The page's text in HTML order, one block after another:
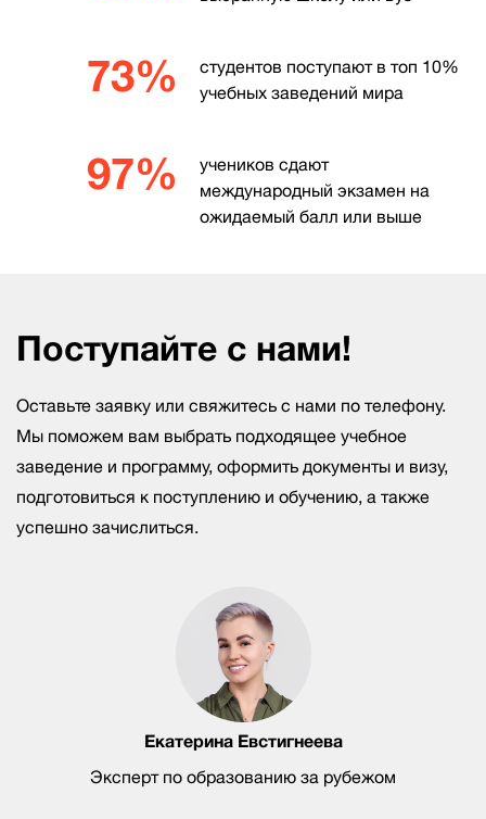
73%
студентов поступают в топ 10%
учебных заведений мира
97%
учеников сдают
международный экзамен на
ожидаемый балл или выше
Поступайте с нами!
Екатерина Евстигнеева
Эксперт по образованию за рубежом
Оставьте заявку или свяжитесь с нами по телефону.
Мы поможем вам выбрать подходящее учебное
заведение и программу, оформить документы и визу,
подготовиться к поступлению и обучению, а также
успешно зачислиться.